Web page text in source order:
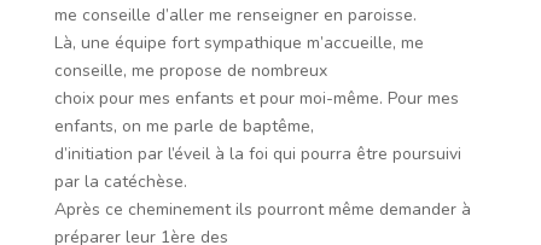
me conseille d’aller me renseigner en paroisse.
Là, une équipe fort sympathique m’accueille, me
conseille, me propose de nombreux
choix pour mes enfants et pour moi-même. Pour mes
enfants, on me parle de baptême,
d’initiation par l’éveil à la foi qui pourra être poursuivi
par la catéchèse.
Après ce cheminement ils pourront même demander à
préparer leur 1ère des